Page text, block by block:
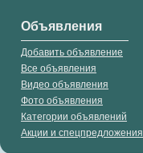
Объявления
Добавить объявление
Все объявления
Видео объявления
Фото объявления
Категории объявлений
Акции и спецпредложения